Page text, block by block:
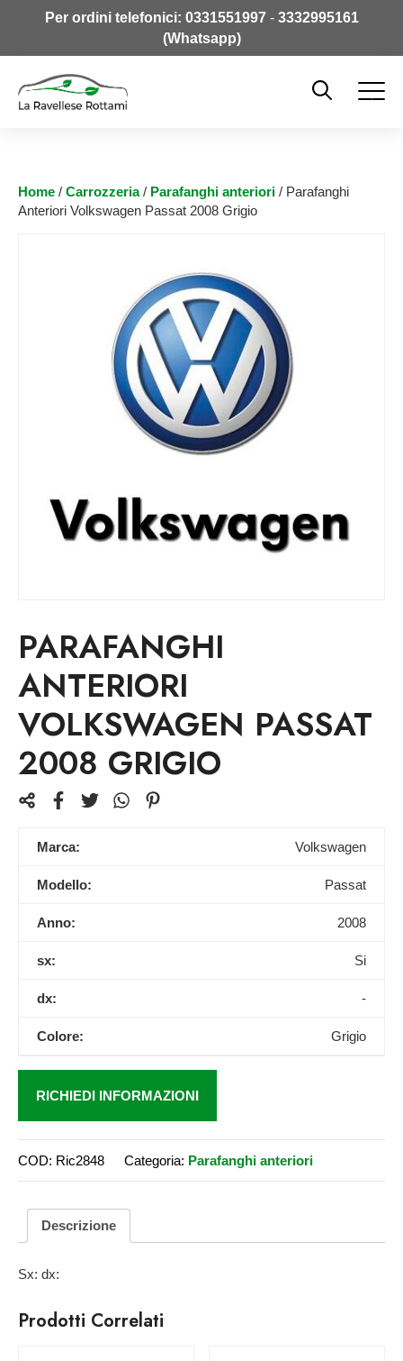
Per ordini telefonici: 0331551997- 3332995161
(Whatsapp)
Home / Carrozzeria/ Parafanghi anteriori / Parafanghi
Anteriori Volkswagen Passat 2008 Grigio
PARAFANGHI
ANTERIORI
VOLKSWAGEN PASSAT
2008 GRIGIO
Marca: Volkswagen
Modello: Passat
Anno: 2008
sx: Si
dx: -
Colore: Grigio
RICHIEDI INFORMAZIONI
COD: Ric2848 Categoria: Parafanghi anteriori
Descrizione
Sx: dx:
Prodotti Correlati